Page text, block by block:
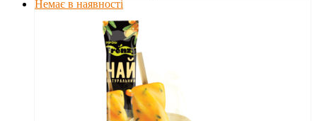
Немає в наявності